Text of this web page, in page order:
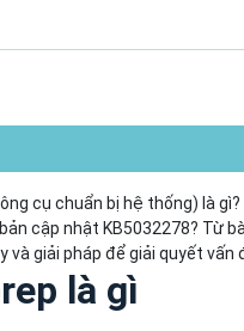
cụ chuẩn bị hệ thống) là
cập nhật KB5032278? Từ
và giải pháp để giải quyết vấn
là gì